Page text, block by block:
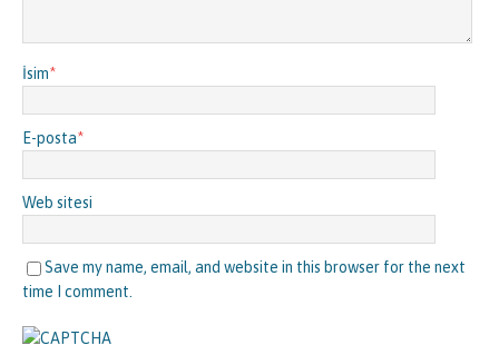
İsim*
E-posta*
Web sitesi
Save my name, email, and website in this browser for the next
time I comment.